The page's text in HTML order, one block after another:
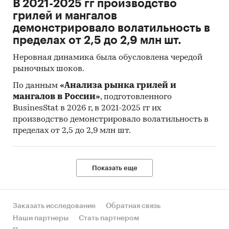
В то же время, найти информацию о точном
количестве альтернативных сделок
невозможно, потому, что главная доля продаж
названых в начале «свободными», на самом
деле, оказываются «альтернативами». При
условиях высокой конкуренции между
продавцами и недостаточного спроса многие
собственники специально искажают сведения
об объекте продажи, таким образом пытаясь
обратить на него внимание потенциальных
покупателей. Ниже представлена
сравнительная таблица количества и доли
заявленных продавцами альтернативных и
свободных продаж в Москве.
Таблица 1. Количество и доля заявленных
продавцами альтернативных и свободных
продаж, Москва, 2014-2017 гг.
В 2021-2025 гг производство
грилей и мангалов
демонстрировало волатильность в
пределах от 2,5 до 2,9 млн шт.
Неровная динамика была обусловлена чередой
рыночных шоков.
По данным «Анализа рынка грилей и
мангалов в России», подготовленного
BusinesStat в 2026 г, в 2021-2025 гг их
производство демонстрировало волатильность в
пределах от 2,5 до 2,9 млн шт.
Показать еще
Заказать исследование
Обратная связь
Наши партнеры
Стать партнером